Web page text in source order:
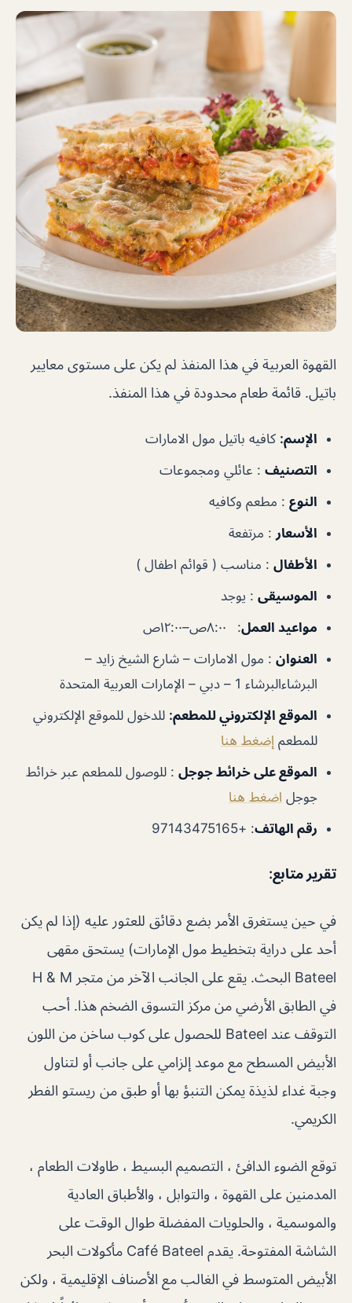
القهوة العربية في هذا المنفذ لم يكن على مستوى معايير
باتيل. قائمة طعام محدودة في هذا المنفذ.
الإسم: كافيه باتيل مول الامارات
التصنيف : عائلي ومجموعات
النوع : مطعم وكافيه
الأسعار : مرتفعة
الأطفال : مناسب ( قوائم اطفال )
الموسيقى : يوجد
مواعيد العمل:
٨:٠٠ص–١٢:٠٠ص
العنوان : مول الامارات – شارع الشيخ زايد –
البرشاءالبرشاء 1 – دبي – الإمارات العربية المتحدة
الموقع الإلكتروني للمطعم: للدخول للموقع الإلكتروني
للمطعم إضغط هنا
الموقع على خرائط جوجل : للوصول للمطعم عبر خرائط
جوجل اضغط هنا
رقم الهاتف:
+97143475165
تقرير متابع:
في حين يستغرق الأمر بضع دقائق للعثور عليه (إذا لم يكن
أحد على دراية بتخطيط مول الإمارات) يستحق مقهى
Bateel البحث. يقع على الجانب الآخر من متجر H & M
في الطابق الأرضي من مركز التسوق الضخم هذا. أحب
التوقف عند Bateel للحصول على كوب ساخن من اللون
الأبيض المسطح مع موعد إلزامي على جانب أو لتناول
وجبة غداء لذيذة يمكن التنبؤ بها أو طبق من ريستو الفطر
الكريمي.
توقع الضوء الدافئ ، التصميم البسيط ، طاولات الطعام ،
المدمنين على القهوة ، والتوابل ، والأطباق العادية
والموسمية ، والحلويات المفضلة طوال الوقت على
الشاشة المفتوحة. يقدم Café Bateel مأكولات البحر
الأبيض المتوسط ​​في الغالب مع الأصناف الإقليمية ، ولكن